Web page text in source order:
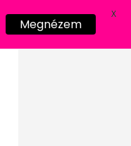
Megnézem
X